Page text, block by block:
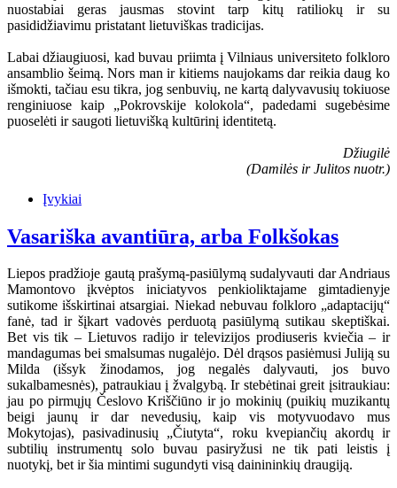
nuostabiai geras jausmas stovint tarp kitų ratiliokų ir su
pasididžiavimu pristatant lietuviškas tradicijas.
Labai džiaugiuosi, kad buvau priimta į Vilniaus universiteto folkloro
ansamblio šeimą. Nors man ir kitiems naujokams dar reikia daug ko
išmokti, tačiau esu tikra, jog senbuvių, ne kartą dalyvavusių tokiuose
renginiuose kaip „Pokrovskije kolokola“, padedami sugebėsime
puoselėti ir saugoti lietuvišką kultūrinį identitetą.
Džiugilė
(Damilės ir Julitos nuotr.)
Įvykiai
Vasariška avantiūra, arba Folkšokas
Liepos pradžioje gautą prašymą-pasiūlymą sudalyvauti dar Andriaus
Mamontovo įkvėptos iniciatyvos penkioliktajame gimtadienyje
sutikome išskirtinai atsargiai. Niekad nebuvau folkloro „adaptacijų“
fanė, tad ir šįkart vadovės perduotą pasiūlymą sutikau skeptiškai.
Bet vis tik – Lietuvos radijo ir televizijos prodiuseris kviečia – ir
mandagumas bei smalsumas nugalėjo. Dėl drąsos pasiėmusi Juliją su
Milda (išsyk žinodamos, jog negalės dalyvauti, jos buvo
sukalbamesnės), patraukiau į žvalgybą. Ir stebėtinai greit įsitraukiau:
jau po pirmųjų Česlovo Kriščiūno ir jo mokinių (puikių muzikantų
beigi jaunų ir dar nevedusių, kaip vis motyvuodavo mus
Mokytojas), pasivadinusių „Čiutyta“, roku kvepiančių akordų ir
subtilių instrumentų solo buvau pasiryžusi ne tik pati leistis į
nuotykį, bet ir šia mintimi sugundyti visą dainininkių draugiją.